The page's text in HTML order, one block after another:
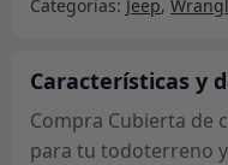
superior
cantidad
Categorías: Jeep,
Características y
Compra Cubierta de
para tu todoterreno